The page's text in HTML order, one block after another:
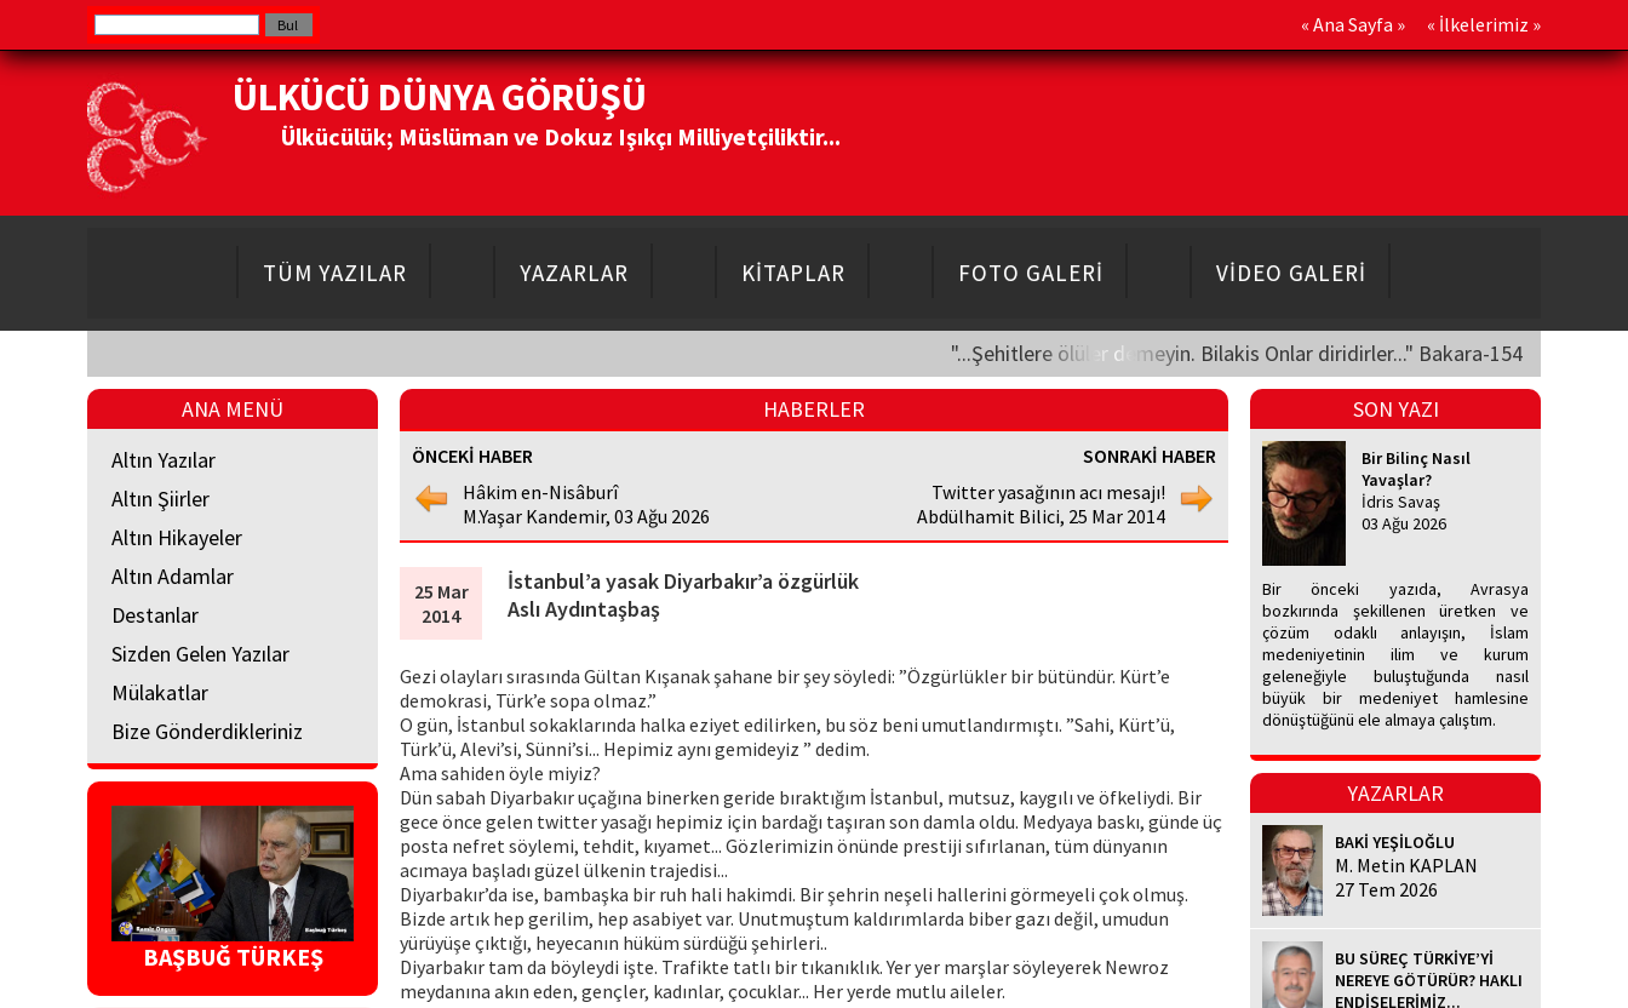
« Ana Sayfa » « İlkelerimiz »
ÜLKÜCÜ DÜNYA GÖRÜŞÜ
Ülkücülük; Müslüman ve Dokuz Işıkçı Milliyetçiliktir...
TÜM YAZILAR YAZARLAR KİTAPLAR FOTO GALERİ VİDEO GALERİ
"...Şehitlere ölüler demeyin. Bilakis Onlar diridirler..." Bakara-154
ANA MENÜ
Altın Yazılar
Altın Şiirler
Altın Hikayeler
Altın Adamlar
Destanlar
Sizden Gelen Yazılar
Mülakatlar
Bize Gönderdikleriniz
BAŞBUĞ TÜRKEŞ
HABERLER
ÖNCEKİ HABER
Hâkim en-Nisâburî
M.Yaşar Kandemir, 03 Ağu 2026
SONRAKİ HABER
Twitter yasağının acı mesajı!
Abdülhamit Bilici, 25 Mar 2014
25 Mar
2014
İstanbul’a yasak Diyarbakır’a özgürlük
Aslı Aydıntaşbaş
Gezi olayları sırasında Gültan Kışanak şahane bir şey söyledi: ”Özgürlükler bir bütündür. Kürt’e
demokrasi, Türk’e sopa olmaz.”
O gün, İstanbul sokaklarında halka eziyet edilirken, bu söz beni umutlandırmıştı. ”Sahi, Kürt’ü,
Türk’ü, Alevi’si, Sünni’si... Hepimiz aynı gemideyiz ” dedim.
Ama sahiden öyle miyiz?
Dün sabah Diyarbakır uçağına binerken geride bıraktığım İstanbul, mutsuz, kaygılı ve öfkeliydi. Bir
gece önce gelen twitter yasağı hepimiz için bardağı taşıran son damla oldu. Medyaya baskı, günde üç
posta nefret söylemi, tehdit, kıyamet... Gözlerimizin önünde prestiji sıfırlanan, tüm dünyanın
acımaya başladı güzel ülkenin trajedisi...
Diyarbakır’da ise, bambaşka bir ruh hali hakimdi. Bir şehrin neşeli hallerini görmeyeli çok olmuş.
Bizde artık hep gerilim, hep asabiyet var. Unutmuştum kaldırımlarda biber gazı değil, umudun
yürüyüşe çıktığı, heyecanın hüküm sürdüğü şehirleri..
Diyarbakır tam da böyleydi işte. Trafikte tatlı bir tıkanıklık. Yer yer marşlar söyleyerek Newroz
meydanına akın eden, gençler, kadınlar, çocuklar... Her yerde mutlu aileler.
SON YAZI
Bir Bilinç Nasıl
Yavaşlar?
İdris Savaş
03 Ağu 2026
Bir önceki yazıda, Avrasya
bozkırında şekillenen üretken ve
çözüm odaklı anlayışın, İslam
medeniyetinin ilim ve kurum
geleneğiyle buluştuğunda nasıl
büyük bir medeniyet hamlesine
dönüştüğünü ele almaya çalıştım.
YAZARLAR
BAKİ YEŞİLOĞLU
M. Metin KAPLAN
27 Tem 2026
BU SÜREÇ TÜRKİYE’Yİ
NEREYE GÖTÜRÜR? HAKLI
ENDİŞELERİMİZ...